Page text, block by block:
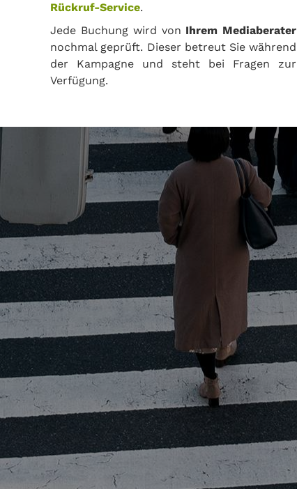
Rückruf-Service.
Jede Buchung wird von Ihrem Mediaberater
nochmal geprüft. Dieser betreut Sie während
der Kampagne und steht bei Fragen zur
Verfügung.